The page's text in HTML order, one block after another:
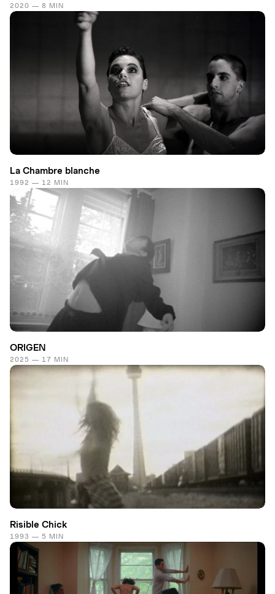
2020 — 8 MIN
La Chambre blanche
1992 — 12 MIN
ORIGEN
2025 — 17 MIN
Risible Chick
1993 — 5 MIN